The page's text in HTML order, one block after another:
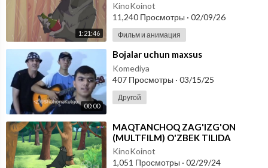
1:21:46
KinoKoinot
11,240 Просмотры · 02/09/26
Фильм и анимация
00:00
⁣Bojalar uchun maxsus
Komediya
407 Просмотры · 03/15/25
Другой
⁣MAQTANCHOQ ZAG'IZG'ON
(MULTFILM) O'ZBEK TILIDA
KinoKoinot
1,051 Просмотры · 02/29/24